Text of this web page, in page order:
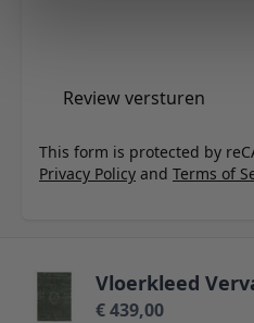
Review versturen
This form is protected by
Privacy Policy and Terms of
€ 439,00